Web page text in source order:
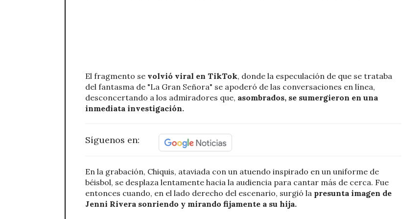
El fragmento se volvió viral en TikTok, donde la especulación de que se trataba
del fantasma de "La Gran Señora" se apoderó de las conversaciones en línea,
desconcertando a los admiradores que, asombrados, se sumergieron en una
inmediata investigación.
Síguenos en:
En la grabación, Chiquis, ataviada con un atuendo inspirado en un uniforme de
béisbol, se desplaza lentamente hacia la audiencia para cantar más de cerca. Fue
entonces cuando, en el lado derecho del escenario, surgió la presunta imagen de
Jenni Rivera sonriendo y mirando fijamente a su hija.